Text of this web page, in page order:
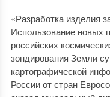
«Разработка изделия
Использование новых
российских
зондирования Земли
картографической
России от стран